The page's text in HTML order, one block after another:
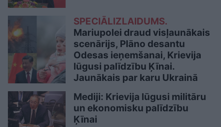
SPECIĀLIZLAIDUMS.
Mariupolei draud visļaunākais
scenārijs, Plāno desantu
Odesas ieņemšanai, Krievija
lūgusi palīdzību Ķīnai.
Jaunākais par karu Ukrainā
Mediji: Krievija lūgusi militāru
un ekonomisku palīdzību
Ķīnai